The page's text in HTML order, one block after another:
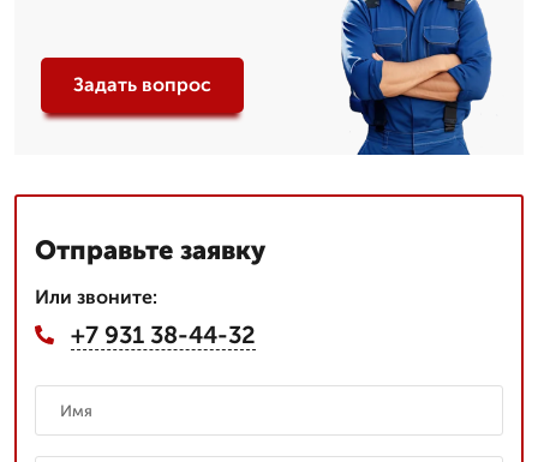
Задать вопрос
Отправьте заявку
Или звоните:
+7 931 38-44-32